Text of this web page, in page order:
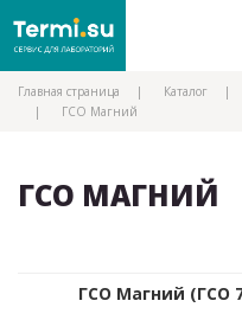
Главная страница Каталог
ГСО Магний
ГСО МАГНИЙ
ГСО Магний (ГСО